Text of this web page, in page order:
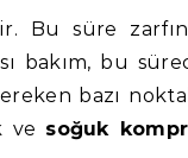
Bu süre
bakım, bu
bazı
ve soğuk